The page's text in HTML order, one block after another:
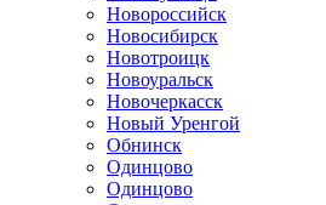
Новороссийск
Новосибирск
Новотроицк
Новоуральск
Новочеркасск
Новый Уренгой
Обнинск
Одинцово
Одинцово